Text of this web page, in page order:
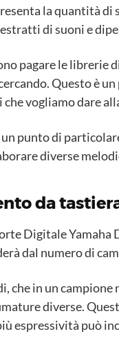
la quantità di
estratti di suoni e
pagare le
Questo è
che vogliamo dare
punto di
diverse
da
Digitale Yamaha
dal numero di
che in un campione
diverse.
espressività può